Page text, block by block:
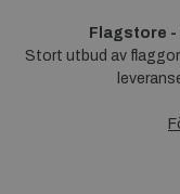
Flagstore
Stort utbud av